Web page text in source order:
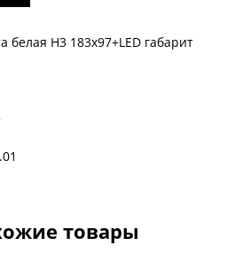
белая Н3 183x97+LED габарит
товары